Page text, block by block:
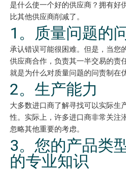
是什么使一个好的供应商？拥有好
比其他供应商削减了。
1。质量问题的
承认错误可能很困难。但是，当您
供应商合作，负责其一半交易的责
就是为什么对质量问题的问责制在
2。生产能力
大多数进口商了解寻找可以实际生
性。实际上，许多进口商非常关注
忽略其他重要的考虑。
3。您的产品类
的专业知识